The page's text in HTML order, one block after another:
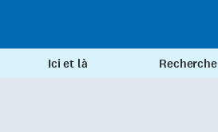
Ici et là Recherche